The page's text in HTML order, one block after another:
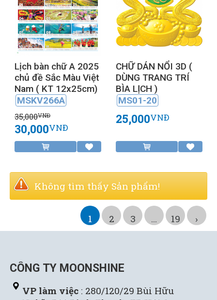
Lịch bàn chữ A 2025
chủ đề Sắc Màu Việt
Nam ( KT 12x25cm)
MSKV266A
35,000VNĐ
30,000VNĐ
CHỮ DÁN NỔI 3D (
DÙNG TRANG TRÍ
BÌA LỊCH )
MS01-20
25,000VNĐ
Không tìm thấy Sản phẩm!
1 2 3 ... 19 ›
CÔNG TY MOONSHINE
VP làm việc : 280/120/29 Bùi Hữu